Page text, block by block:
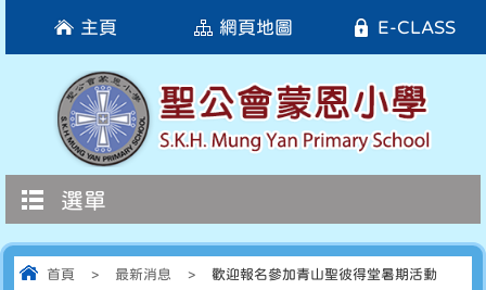
選單
E-CLASS
網頁地圖
主頁
首頁 > 最新消息 > 歡迎報名參加青山聖彼得堂暑期活動